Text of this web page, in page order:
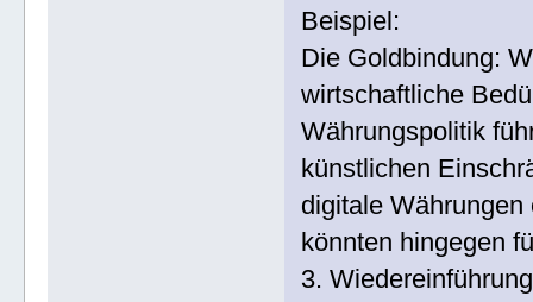
Beispiel:
Die Goldbindung:
wirtschaftliche
Währungspolitik
künstlichen
digitale
könnten hingegen
3.